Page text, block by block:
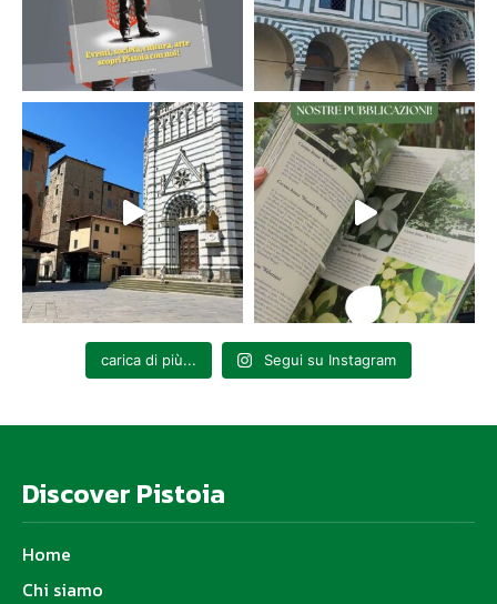
carica di più... Segui su Instagram
Discover Pistoia
Home
Chi siamo